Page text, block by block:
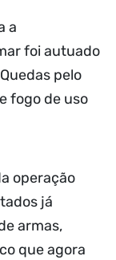
a
foi autuado
pelo
fogo de uso
operação
já
armas,
que agora